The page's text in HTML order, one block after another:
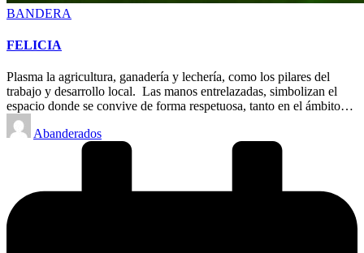
Posted
BANDERA
FELICIA
Plasma la agricultura, ganadería y lechería, como los pilares del
trabajo y desarrollo local. Las manos entrelazadas, simbolizan el
espacio donde se convive de forma respetuosa, tanto en el ámbito…
Posted
by
Abanderados